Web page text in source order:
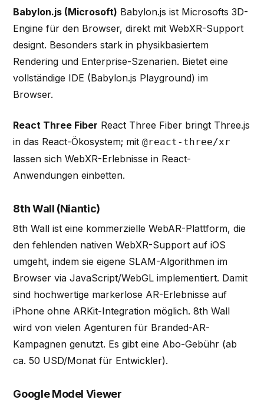
Babylon.js (Microsoft) Babylon.js ist Microsofts 3D-
Engine für den Browser, direkt mit WebXR-Support
designt. Besonders stark in physikbasiertem
Rendering und Enterprise-Szenarien. Bietet eine
vollständige IDE (Babylon.js Playground) im
Browser.
React Three Fiber React Three Fiber bringt Three.js
in das React-Ökosystem; mit@react-three/xr
lassen sich WebXR-Erlebnisse in React-
Anwendungen einbetten.
8th Wall (Niantic)
8th Wall ist eine kommerzielle WebAR-Plattform, die
den fehlenden nativen WebXR-Support auf iOS
umgeht, indem sie eigene SLAM-Algorithmen im
Browser via JavaScript/WebGL implementiert. Damit
sind hochwertige markerlose AR-Erlebnisse auf
iPhone ohne ARKit-Integration möglich. 8th Wall
wird von vielen Agenturen für Branded-AR-
Kampagnen genutzt. Es gibt eine Abo-Gebühr (ab
ca. 50 USD/Monat für Entwickler).
Google Model Viewer